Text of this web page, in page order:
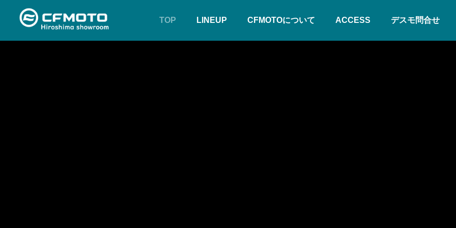
TOP LINEUP CFMOTOについて ACCESS デスモ問合せ